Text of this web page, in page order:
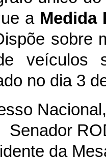
a Medida
sobre
veículos
no dia 3
Senador
da